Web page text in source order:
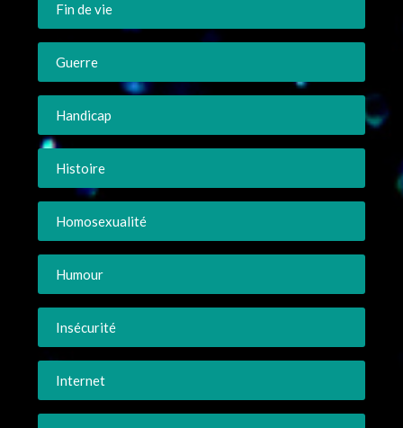
Fin de vie
Guerre
Handicap
Histoire
Homosexualité
Humour
Insécurité
Internet